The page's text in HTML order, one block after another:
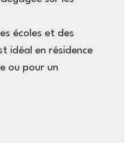
écoles et des
idéal en résidence
ou pour un